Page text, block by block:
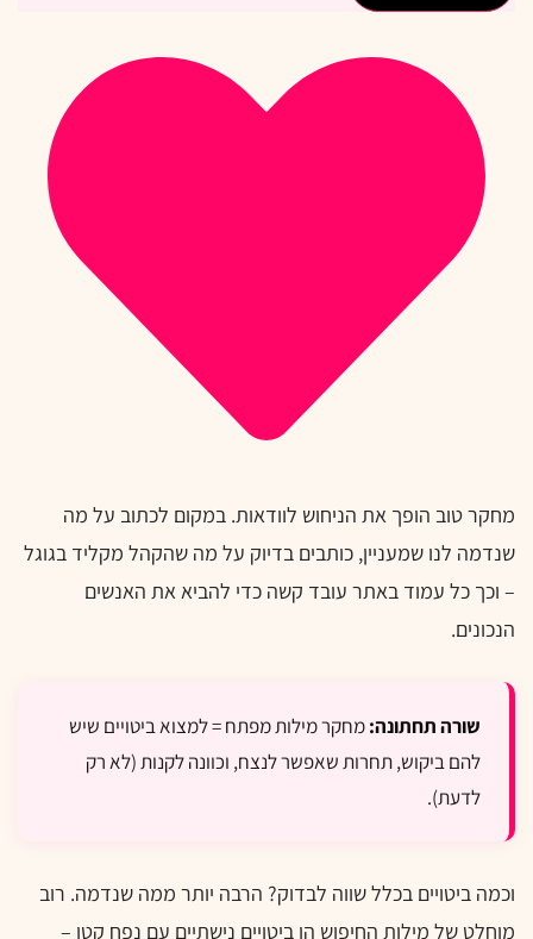
מחקר טוב הופך את הניחוש לוודאות. במקום לכתוב על מה
שנדמה לנו שמעניין, כותבים בדיוק על מה שהקהל מקליד בגוגל
– וכך כל עמוד באתר עובד קשה כדי להביא את האנשים
הנכונים.
שורה תחתונה:מחקר מילות מפתח = למצוא ביטויים שיש
להם ביקוש, תחרות שאפשר לנצח, וכוונה לקנות (לא רק
לדעת).
וכמה ביטויים בכלל שווה לבדוק? הרבה יותר ממה שנדמה. רוב
מוחלט של מילות החיפוש הן ביטויים נישתיים עם נפח קטן –